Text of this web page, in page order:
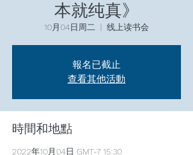
本就纯真》
10月04日周二
  |
线上读书会
報名已截止
查看其他活動
時間和地點
2022年10月04日 GMT-7 15:30